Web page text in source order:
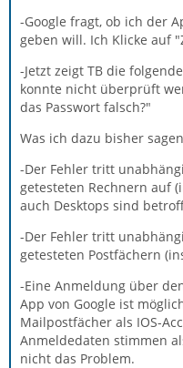
-Google fragt, ob ich der
geben will. Ich Klicke auf
-Jetzt zeigt TB die
konnte nicht überprüft
das Passwort falsch?"
Was ich dazu bisher
-Der Fehler tritt
getesteten Rechnern auf
auch Desktops sind
-Der Fehler tritt
getesteten Postfächern
-Eine Anmeldung über
App von Google ist
Mailpostfächer als IOS-
Anmeldedaten stimmen
nicht das Problem.